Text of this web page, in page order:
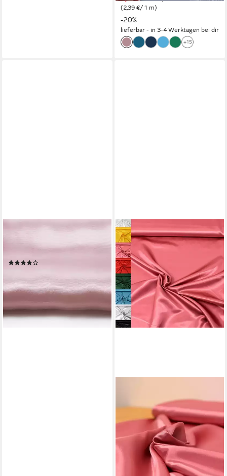
(2,39 €/ 1 m)
-20%
lieferbar - in 3-4 Werktagen bei dir
+15
(1,46 €/ 1 qm)
lieferbar - in 2-3 Werktagen bei dir